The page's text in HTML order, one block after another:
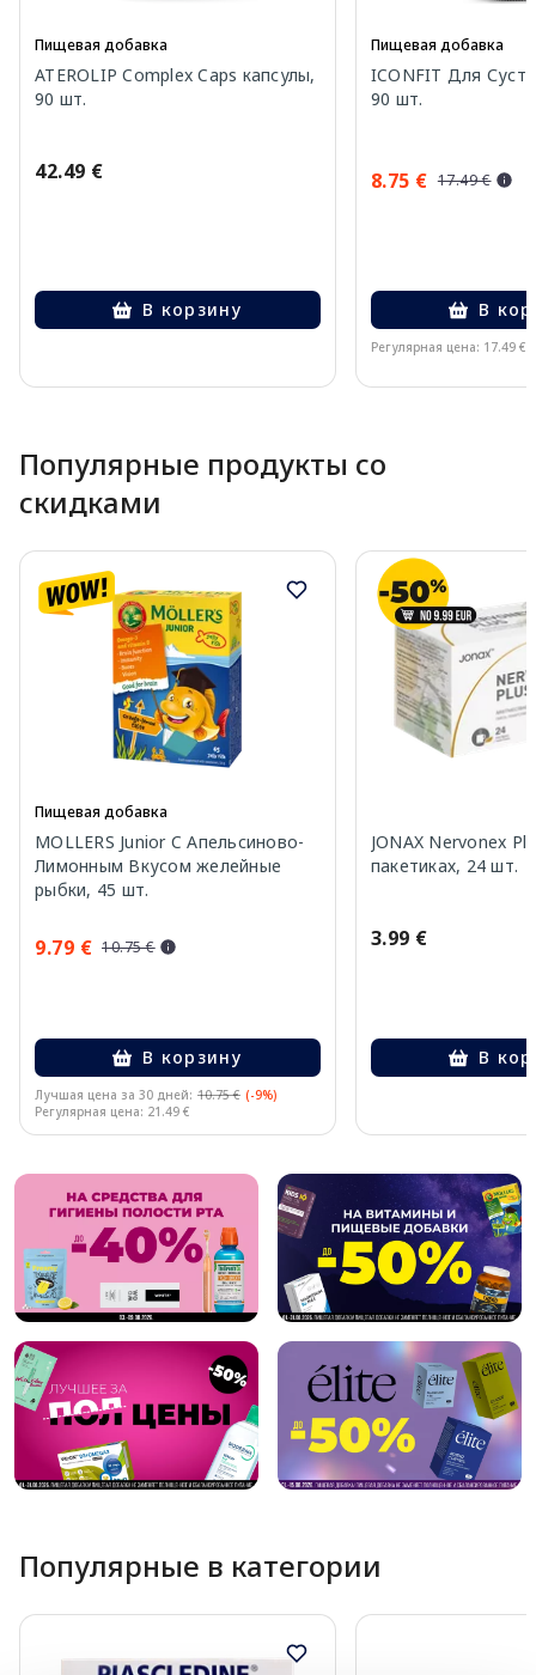
Пищевая добавка
ATEROLIP Complex Caps капсулы,
90 шт.
42.49 €
В корзину
Пищевая добавка
ICONFIT Для
90 шт.
8.75 € 17.49 €
В
Регулярная цена: 17.49 €
Популярные продукты со
скидками
Пищевая добавка
MOLLERS Junior C Апельсиново-
Лимонным Вкусом желейные
рыбки, 45 шт.
9.79 € 10.75 €
В корзину
Лучшая цена за 30 дней: 10.75 € (-9%)
Регулярная цена: 21.49 €
JONAX Nervonex
пакетиках, 24 шт.
3.99 €
В
Популярные в категории